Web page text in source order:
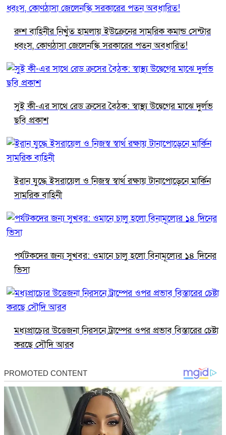
রুশ বাহিনীর নিখুঁত হামলায় ইউক্রেনের সামরিক কমান্ড সেন্টার
ধ্বংস, কোণঠাসা জেলেনস্কি সরকারের পতন অবধারিত!
সুই কী-এর সাথে রেড ক্রসের বৈঠক: স্বাস্থ্য উদ্বেগের মাঝে দুর্লভ
ছবি প্রকাশ
ইরান যুদ্ধে ইসরায়েল ও নিজস্ব স্বার্থ রক্ষায় টানাপোড়েনে মার্কিন
সামরিক বাহিনী
পর্যটকদের জন্য সুখবর: ওমানে চালু হলো বিনামূল্যের ১৪ দিনের
ভিসা
মধ্যপ্রাচ্যের উত্তেজনা নিরসনে ট্রাম্পের ওপর প্রভাব বিস্তারের চেষ্টা
করছে সৌদি আরব